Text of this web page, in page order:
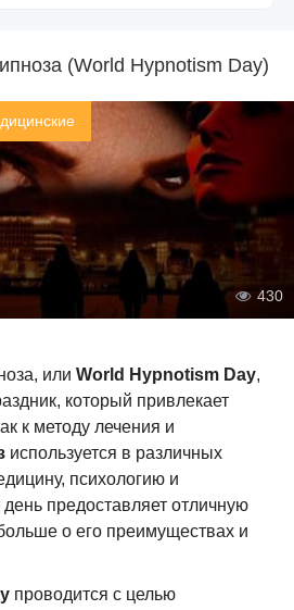
(World Hypnotism Day)
430
или World Hypnotism Day,
который привлекает
к методу лечения и
используется в различных
психологию и
предоставляет отличную
о его преимуществах и
проводится с целью